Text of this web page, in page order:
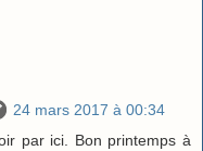
24 mars 2017 à 00:34
par ici. Bon printemps à